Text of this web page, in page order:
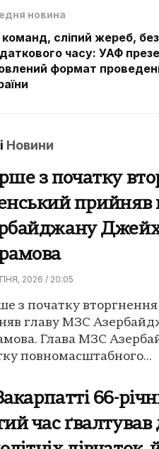
новина
сліпий жереб, без
часу: УАФ
формат
Новини
з початку
прийняв
2026 / 20:05
з початку
главу МЗС
Глава МЗС
повномасштабного...
66-
час ґвалтував